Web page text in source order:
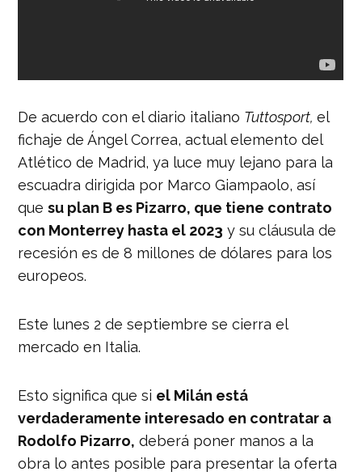
De acuerdo con el diario italiano Tuttosport,el
fichaje de Ángel Correa, actual elemento del
Atlético de Madrid, ya luce muy lejano para la
escuadra dirigida por Marco Giampaolo, así
quesu plan B es Pizarro, que tiene contrato
con Monterrey hasta el 2023 y su cláusula de
recesión es de 8 millones de dólares para los
europeos.
Este lunes 2 de septiembre se cierra el
mercado en Italia.
Esto significa que si el Milán está
verdaderamente interesado en contratar a
Rodolfo Pizarro, deberá poner manos a la
obra lo antes posible para presentar la oferta